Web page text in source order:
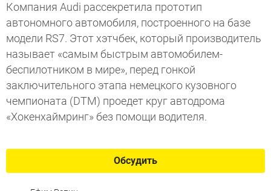
Компания Audi рассекретила прототип
автономного автомобиля, построенного на базе
модели RS7. Этот хэтчбек, который производитель
называет «самым быстрым автомобилем-
беспилотником в мире», перед гонкой
заключительного этапа немецкого кузовного
чемпионата (DTM) проедет круг автодрома
«Хокенхаймринг» без помощи водителя.
Обсудить